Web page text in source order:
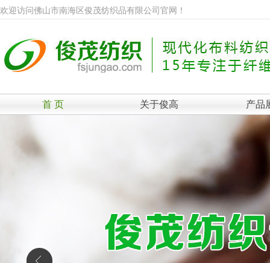
欢迎访问佛山市南海区俊茂纺织品有限公司官网！
首 页 关于俊高 产品